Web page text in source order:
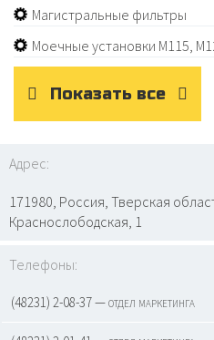
Магистральные фильтры
Моечные установки М115,
Показать все
Адрес:
171980, Россия, Тверская
Краснослободская, 1
Телефоны:
(48231) 2-08-37 — отдел маркетинга